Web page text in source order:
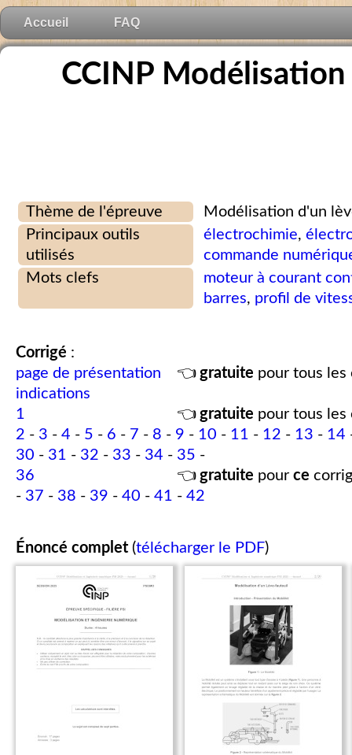
Accueil FAQ
CCINP
Thème de l'épreuve
Modélisation d'un
Principaux outils
utilisés
électrochimie,
commande
Mots clefs
moteur à courant
barres, profil de
Corrigé :
page de présentation
👈 gratuite pour tous les
indications
1
👈 gratuite pour tous les
2 - 3 - 4 - 5 - 6 - 7 - 8 - 9 - 10 - 11 - 12 - 13 - 14
30 - 31 - 32 - 33 - 34 - 35 -
36
👈 gratuite pour ce
- 37 - 38 - 39 - 40 - 41 - 42
Énoncé complet (télécharger le PDF)